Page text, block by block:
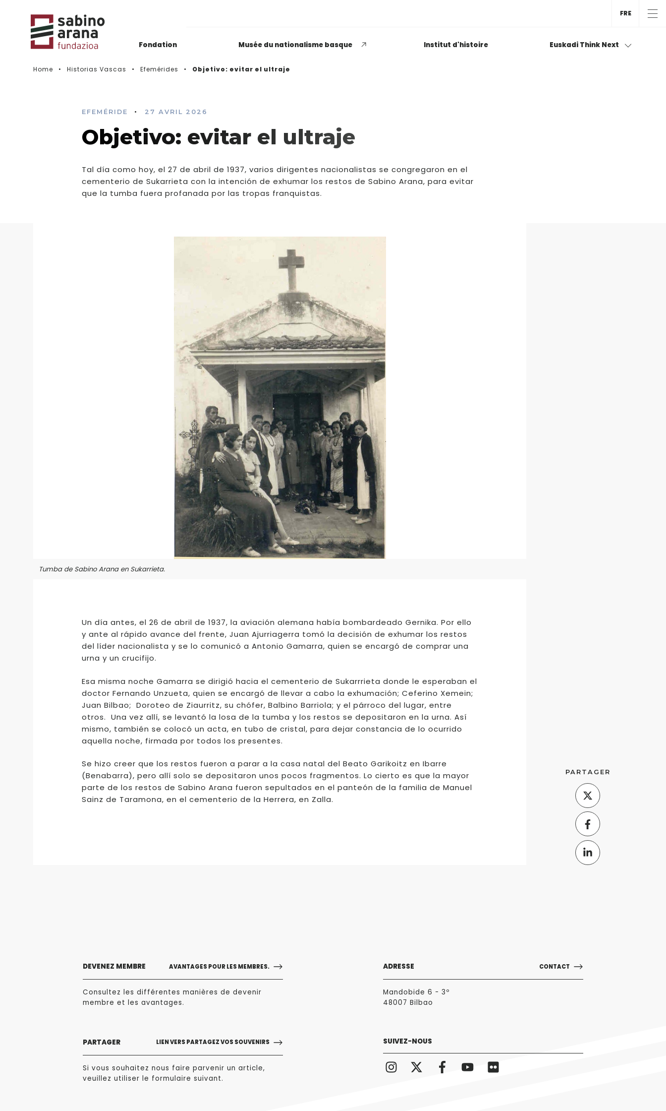
Fondation Musée du nationalisme basque Institut d'histoire Euskadi Think Next
Histórico de convocatorias
Opiniones dispares
ser político o política
LEER MÁS
FRE
Home Historias Vascas Efemérides Objetivo: evitar el ultraje
EFEMÉRIDE • 27 AVRIL 2026
Objetivo: evitar el ultraje
Tal día como hoy, el 27 de abril de 1937, varios dirigentes nacionalistas se congregaron en el
cementerio de Sukarrieta con la intención de exhumar los restos de Sabino Arana, para evitar
que la tumba fuera profanada por las tropas franquistas.
Tumba de Sabino Arana en Sukarrieta.
Un día antes, el 26 de abril de 1937, la aviación alemana había bombardeado Gernika. Por ello
y ante al rápido avance del frente, Juan Ajurriagerra tomó la decisión de exhumar los restos
del líder nacionalista y se lo comunicó a Antonio Gamarra, quien se encargó de comprar una
urna y un crucifijo.
Esa misma noche Gamarra se dirigió hacia el cementerio de Sukarrrieta donde le esperaban el
doctor Fernando Unzueta, quien se encargó de llevar a cabo la exhumación; Ceferino Xemein;
Juan Bilbao; Doroteo de Ziaurritz, su chófer, Balbino Barriola; y el párroco del lugar, entre
otros. Una vez allí, se levantó la losa de la tumba y los restos se depositaron en la urna. Así
mismo, también se colocó un acta, en tubo de cristal, para dejar constancia de lo ocurrido
aquella noche, firmada por todos los presentes.
Se hizo creer que los restos fueron a parar a la casa natal del Beato Garikoitz en Ibarre
(Benabarra), pero allí solo se depositaron unos pocos fragmentos. Lo cierto es que la mayor
parte de los restos de Sabino Arana fueron sepultados en el panteón de la familia de Manuel
Sainz de Taramona, en el cementerio de la Herrera, en Zalla.
PARTAGER
DEVENEZ MEMBRE AVANTAGES POUR LES MEMBRES.
Consultez les différentes manières de devenir
membre et les avantages.
PARTAGER LIEN VERS PARTAGEZ VOS SOUVENIRS
Si vous souhaitez nous faire parvenir un article,
veuillez utiliser le formulaire suivant.
ADRESSE CONTACT
Mandobide 6 - 3º
48007 Bilbao
SUIVEZ-NOUS